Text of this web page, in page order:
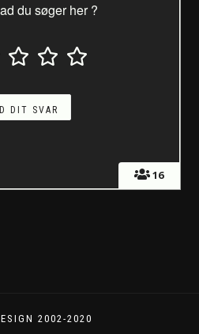
16
du søger her ?
2002-2020